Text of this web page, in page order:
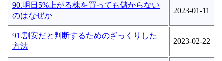
90.明日5%上がる株を買っても儲からない
のはなぜか
2023-01-11
91.割安だと判断するためのざっくりした
方法
2023-02-22